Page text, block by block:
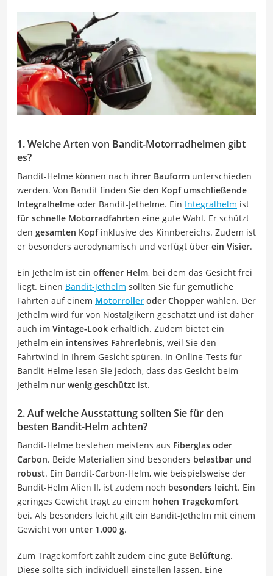
1. Welche Arten von Bandit-Motorradhelmen gibt
es?
Bandit-Helme können nach ihrer Bauform unterschieden
werden. Von Bandit finden Sie den Kopf umschließende
Integralhelme oder Bandit-Jethelme. Ein Integralhelm ist
für schnelle Motorradfahrten eine gute Wahl. Er schützt
den gesamten Kopfinklusive des Kinnbereichs. Zudem ist
er besonders aerodynamisch und verfügt über ein Visier.
Ein Jethelm ist ein offener Helm, bei dem das Gesicht frei
liegt. Einen Bandit-Jethelm sollten Sie für gemütliche
Fahrten auf einem Motorroller oder Chopper wählen. Der
Jethelm wird für von Nostalgikern geschätzt und ist daher
auch im Vintage-Look erhältlich. Zudem bietet ein
Jethelm ein intensives Fahrerlebnis, weil Sie den
Fahrtwind in Ihrem Gesicht spüren. In Online-Tests für
Bandit-Helme lesen Sie jedoch, dass das Gesicht beim
Jethelm nur wenig geschützt ist.
2. Auf welche Ausstattung sollten Sie für den
besten Bandit-Helm achten?
Bandit-Helme bestehen meistens aus Fiberglas oder
Carbon. Beide Materialien sind besonders belastbar und
robust. Ein Bandit-Carbon-Helm, wie beispielsweise der
Bandit-Helm Alien II, ist zudem noch besonders leicht. Ein
geringes Gewicht trägt zu einem hohen Tragekomfort
bei. Als besonders leicht gilt ein Bandit-Jethelm mit einem
Gewicht von unter 1.000 g.
Zum Tragekomfort zählt zudem eine gute Belüftung.
Diese sollte sich individuell einstellen lassen. Eine